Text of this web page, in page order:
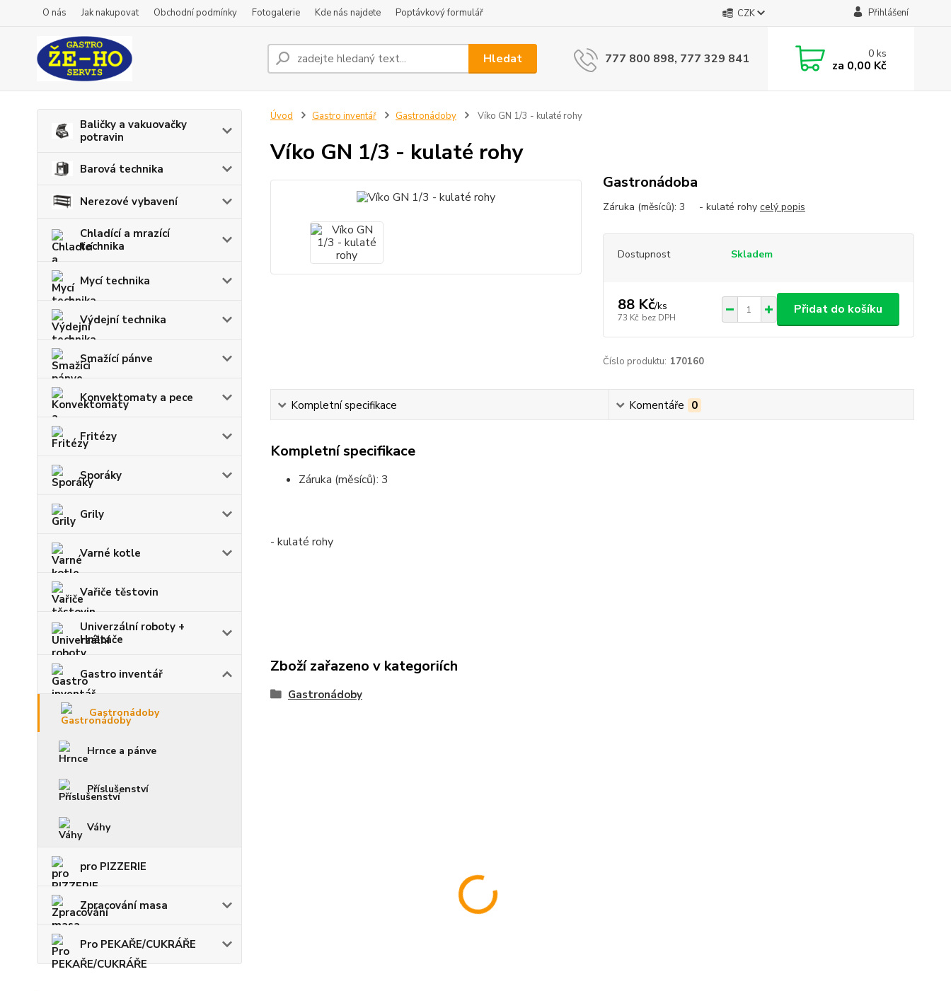
O nás Jak nakupovat Obchodní podmínky Fotogalerie Kde nás najdete Poptávkový formulář CZK Přihlášení
Hledat 777 800 898, 777 329 841 0ks
za 0,00 Kč
Baličky a vakuovačky
potravin
Barová technika
Nerezové vybavení
Chladící a mrazící
technika
Mycí technika
Výdejní technika
Smažící pánve
Konvektomaty a pece
Fritézy
Sporáky
Grily
Varné kotle
Vařiče těstovin
Univerzální roboty +
Hnětače
Gastro inventář
Gastronádoby
Hrnce a pánve
Příslušenství
Váhy
pro PIZZERIE
Zpracování masa
Pro PEKAŘE/CUKRÁŘE
Úvod Gastro inventář Gastronádoby Víko GN 1/3 - kulaté rohy
Víko GN 1/3 - kulaté rohy
Gastronádoba
Záruka (měsíců): 3 - kulaté rohy celý popis
Dostupnost Skladem
88 Kč/ks
73 Kč bez DPH
Přidat do košíku
Číslo produktu: 170160
Kompletní specifikace Komentáře 0
Kompletní specifikace
Záruka (měsíců): 3
- kulaté rohy
Zboží zařazeno v kategoriích
Gastronádoby